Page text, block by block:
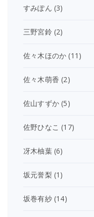
すみぽん (3)
三野宮鈴(2)
佐々木ほのか (11)
佐々木萌香 (2)
佐山すずか (5)
佐野ひなこ (17)
冴木柚葉(6)
坂元誉梨 (1)
坂巻有紗(14)